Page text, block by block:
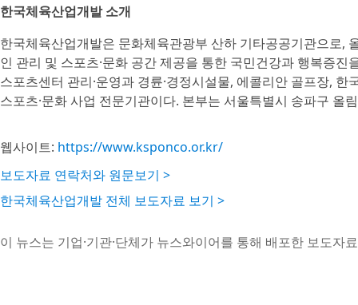
한국체육산업개발 소개
한국체육산업개발은 문화체육관광부 산하 기타공공기관으로,
인 관리 및 스포츠·문화 공간 제공을 통한 국민건강과 행복증
스포츠센터 관리·운영과 경륜·경정시설물, 에콜리안 골프장,
스포츠·문화 사업 전문기관이다. 본부는 서울특별시 송파구 올
웹사이트: https://www.ksponco.or.kr/
보도자료 연락처와 원문보기 >
한국체육산업개발 전체 보도자료 보기 >
이 뉴스는 기업·기관·단체가 뉴스와이어를 통해 배포한 보도자